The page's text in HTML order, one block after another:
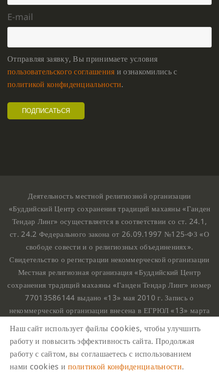
E-mail
Отправляя заявку, Вы принимаете условия
пользовательского соглашения и ознакомились с
политикой конфиденциальности.
Деятельность местной религиозной организации
«Буддийский Центр сохранения традиций махаяны «Ганден
Тендар Линг» осуществляется в соответствии со ст. 24.1,
ст. 24.2 Федерального закона от 26.09.1997 №125-ФЗ «О
свободе совести и о религиозных объединениях».
Свидетельство о регистрации некоммерческой организации
Местная религиозная организация «Буддийский Центр
сохранения традиций махаяны «Ганден Тендар Линг» номер
77013586144 выдано «13» мая 2010 г. Запись о
некоммерческой организации внесена в ЕГРЮЛ «13» марта
номером 1107799015708.
Ганден Тендар Линг © 2020 Все права защищены
Наш адрес : г. Москва, Нахимовский проспект, 32. Этаж
10, каб.1023,
Наш сайт использует файлы cookies, чтобы улучшить
работу и повысить эффективность сайта. Продолжая
работу с сайтом, вы соглашаетесь с использованием
нами cookies и политикой конфиденциальности.